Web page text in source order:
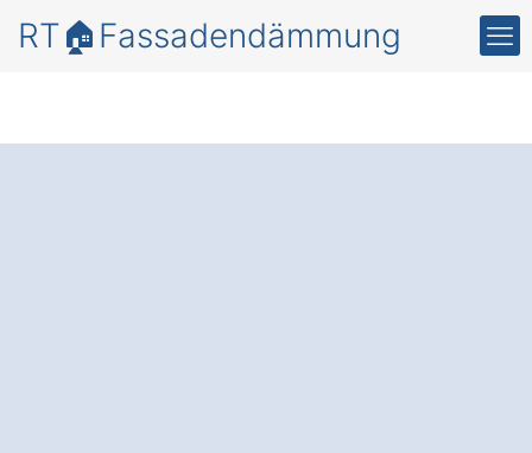
RT🏠Fassadendämmung